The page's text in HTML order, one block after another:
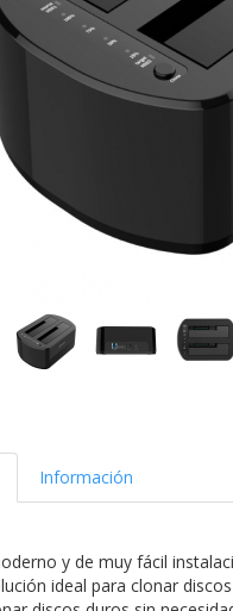
Información
y de muy fácil
ideal para clonar